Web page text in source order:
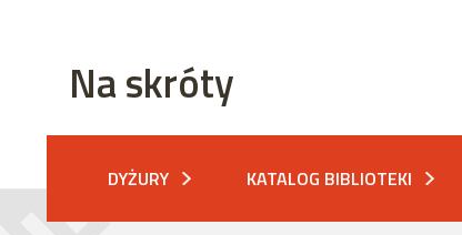
Na skróty
DYŻURY KATALOG BIBLIOTEKI